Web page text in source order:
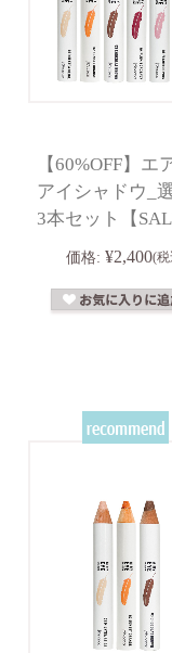
【60%OFF】エ
アイシャドウ_
3本セット【
価格: ¥2,400(